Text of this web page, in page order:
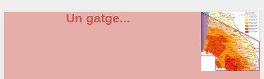
Un gatge...